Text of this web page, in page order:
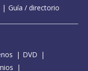
Guía / directorio
DVD